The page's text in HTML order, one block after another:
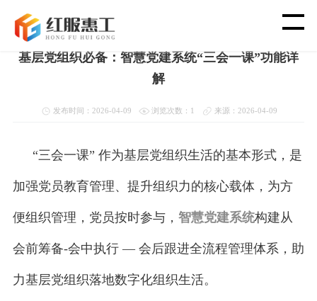
智 慧 工 会
党 建 功 能
渠 道 合 作
新 闻 资 讯
首页>新闻资讯>教育党建软件
基层党组织必备：智慧党建系统“三会一课”功能详
解
发布时间：2026-04-09 浏览次数：1 来源：2026-04-09
“三会一课” 作为基层党组织生活的基本形式，是
加强党员教育管理、提升组织力的核心载体，为方
便组织管理，党员按时参与， 智慧党建系统构建从
会前筹备-会中执行 — 会后跟进全流程管理体系，助
力基层党组织落地数字化组织生活。